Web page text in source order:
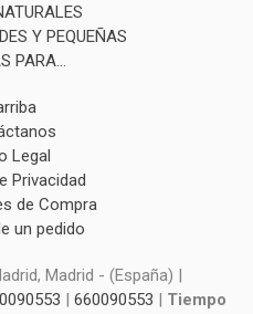
Y PEQUEÑAS
PARA...
Legal
Privacidad
de Compra
un pedido
Madrid - (España) |
| 660090553 | Tiempo